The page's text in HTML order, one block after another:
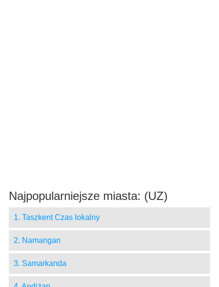
Najpopularniejsze miasta: (UZ)
1. Taszkent Czas lokalny
2. Namangan
3. Samarkanda